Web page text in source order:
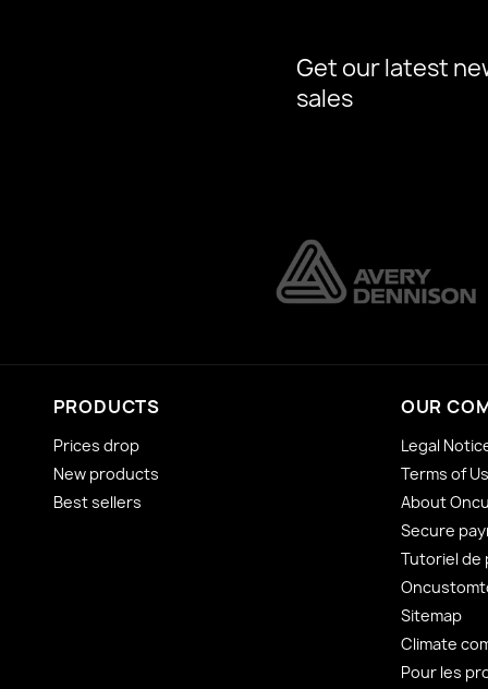
Get our latest
sales
PRODUCTS
Prices drop
New products
Best sellers
OUR
Legal
Terms of
About
Secure
Tutoriel de
Sitemap
Climate
Pour les